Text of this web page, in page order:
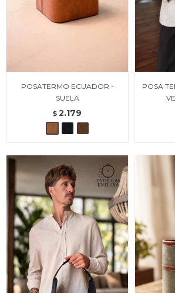
POSATERMO ECUADOR -
SUELA
$ 2.179
POSA